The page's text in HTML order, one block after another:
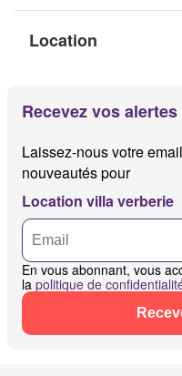
Location
Recevez vos
Laissez-nous votre
nouveautés pour
Location villa verberie
En vous abonnant, vous
la politique de